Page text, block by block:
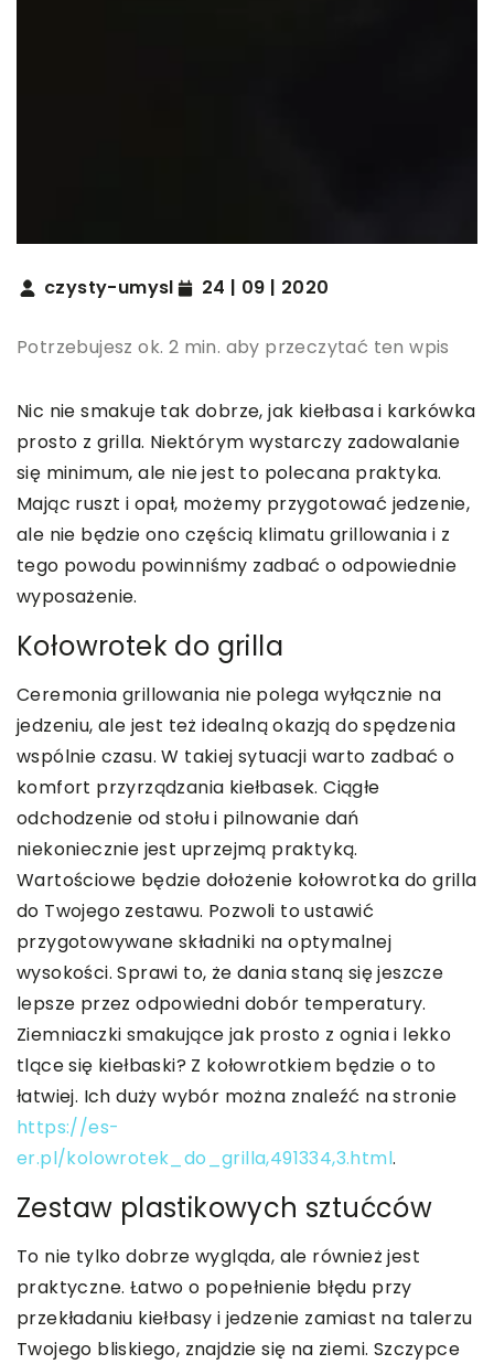
czysty-umysl 24 | 09 | 2020
Potrzebujesz ok. 2 min. aby przeczytać ten wpis
Nic nie smakuje tak dobrze, jak kiełbasa i karkówka
prosto z grilla. Niektórym wystarczy zadowalanie
się minimum, ale nie jest to polecana praktyka.
Mając ruszt i opał, możemy przygotować jedzenie,
ale nie będzie ono częścią klimatu grillowania i z
tego powodu powinniśmy zadbać o odpowiednie
wyposażenie.
Kołowrotek do grilla
Ceremonia grillowania nie polega wyłącznie na
jedzeniu, ale jest też idealną okazją do spędzenia
wspólnie czasu. W takiej sytuacji warto zadbać o
komfort przyrządzania kiełbasek. Ciągłe
odchodzenie od stołu i pilnowanie dań
niekoniecznie jest uprzejmą praktyką.
Wartościowe będzie dołożenie kołowrotka do grilla
do Twojego zestawu. Pozwoli to ustawić
przygotowywane składniki na optymalnej
wysokości. Sprawi to, że dania staną się jeszcze
lepsze przez odpowiedni dobór temperatury.
Ziemniaczki smakujące jak prosto z ognia i lekko
tlące się kiełbaski? Z kołowrotkiem będzie o to
łatwiej. Ich duży wybór można znaleźć na stronie
https://es-
er.pl/kolowrotek_do_grilla,491334,3.html.
Zestaw plastikowych sztućców
To nie tylko dobrze wygląda, ale również jest
praktyczne. Łatwo o popełnienie błędu przy
przekładaniu kiełbasy i jedzenie zamiast na talerzu
Twojego bliskiego, znajdzie się na ziemi. Szczypce